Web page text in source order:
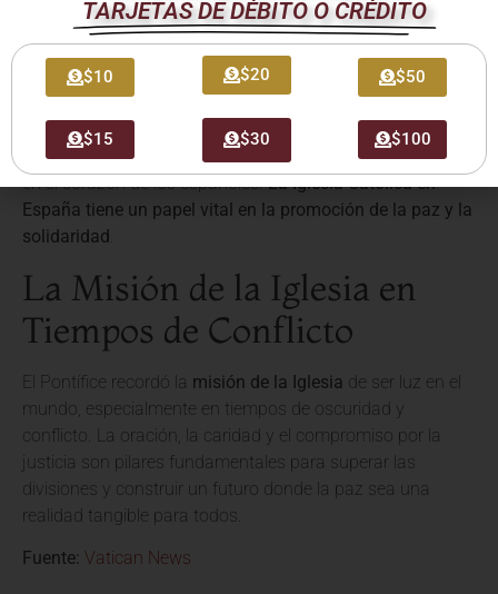
Durante el vuelo, el Santo Padre también compartió sus
expectativas para su visita apostólica a España, un país
con una profunda
y una rica historia. Expresó su deseo
de que su presencia sea un estímulo para la unidad y la
esperanza, y que su mensaje de paz resuene con fuerza
en el corazón de los españoles.La Iglesia Católica en
España tiene un papel vital en la promoción de la paz y la
solidaridad .
La Misión de la Iglesia en
Tiempos de Conflicto
El Pontífice recordó la misión de la Iglesia de ser luz en el
mundo, especialmente en tiempos de oscuridad y
conflicto. La oración, la caridad y el compromiso por la
justicia son pilares fundamentales para superar las
divisiones y construir un futuro donde la paz sea una
realidad tangible para todos.
Fuente: Vatican News
TARJETAS DE DÉBITO O CRÉDITO
$10
$15
$20
$30
$50
$100